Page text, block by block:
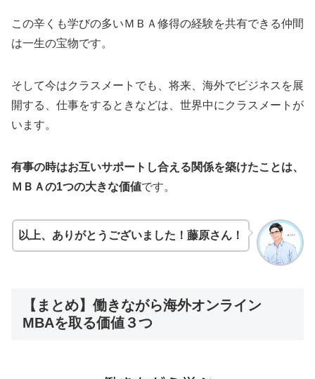
この辛くも学びの多いＭＢＡ修得の経験を共有できる仲間
は一生の宝物です。
そして今はクラスメートでも、将来、海外でビジネスを展
開する、仕事をするときなどは、世界中にクラスメートが
います。
有事の時はお互いサポートし合える関係を築けたことは、
ＭＢＡの1つの大きな価値です。
以上、ありがとうございました！藤原さん！
【まとめ】働きながら海外オンライン
MBAを取る価値３つ